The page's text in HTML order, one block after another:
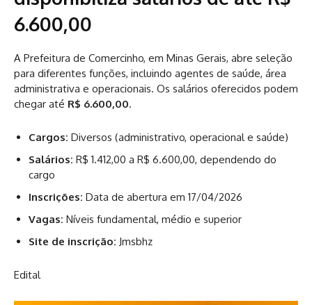
6.600,00
A Prefeitura de Comercinho, em Minas Gerais, abre seleção
para diferentes funções, incluindo agentes de saúde, área
administrativa e operacionais. Os salários oferecidos podem
chegar até R$ 6.600,00.
Cargos: Diversos (administrativo, operacional e saúde)
Salários: R$ 1.412,00 a R$ 6.600,00, dependendo do
cargo
Inscrições: Data de abertura em 17/04/2026
Vagas: Níveis fundamental, médio e superior
Site de inscrição: Jmsbhz
Edital